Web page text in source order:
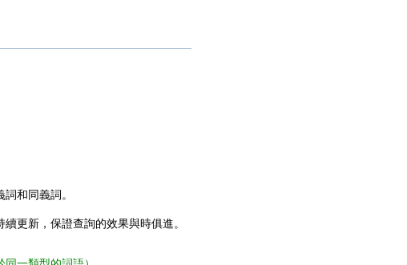
和同義詞。
更新，保證查詢的效果與時俱進。